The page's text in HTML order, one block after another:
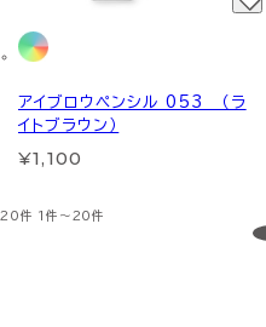
アイブロウペンシル 053 （ラ
イトブラウン）
¥1,100
20件 1件～20件